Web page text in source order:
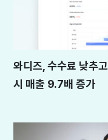
와디즈, 수수료 낮추
시 매출 9.7배 증가